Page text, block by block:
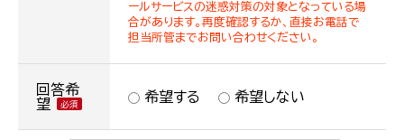
ールサービスの迷惑対策の対象となっている場
合があります。再度確認するか、直接お電話で
担当所管までお問い合わせください。
回答希
望
希望する 希望しない